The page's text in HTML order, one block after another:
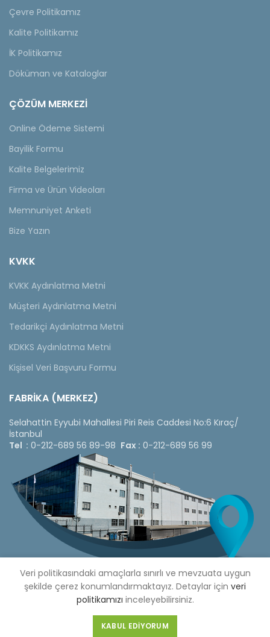
Çevre Politikamız
Kalite Politikamız
İK Politikamız
Döküman ve Kataloglar
ÇÖZÜM MERKEZİ
Online Ödeme Sistemi
Bayilik Formu
Kalite Belgelerimiz
Firma ve Ürün Videoları
Memnuniyet Anketi
Bize Yazın
KVKK
KVKK Aydınlatma Metni
Müşteri Aydınlatma Metni
Tedarikçi Aydınlatma Metni
KDKKS Aydınlatma Metni
Kişisel Veri Başvuru Formu
FABRİKA (MERKEZ)
Selahattin Eyyubi Mahallesi Piri Reis Caddesi No:6 Kıraç/
İstanbul
Tel : 0-212-689 56 89-98 Fax : 0-212-689 56 99
Copyright © 2020 Çetinkaya Pano |Çetinkaya Pano Fiyat
Listesi
Veri politikasındaki amaçlarla sınırlı ve mevzuata uygun
şekilde çerez konumlandırmaktayız. Detaylar için veri
politikamızı inceleyebilirsiniz.
KABUL EDIYORUM